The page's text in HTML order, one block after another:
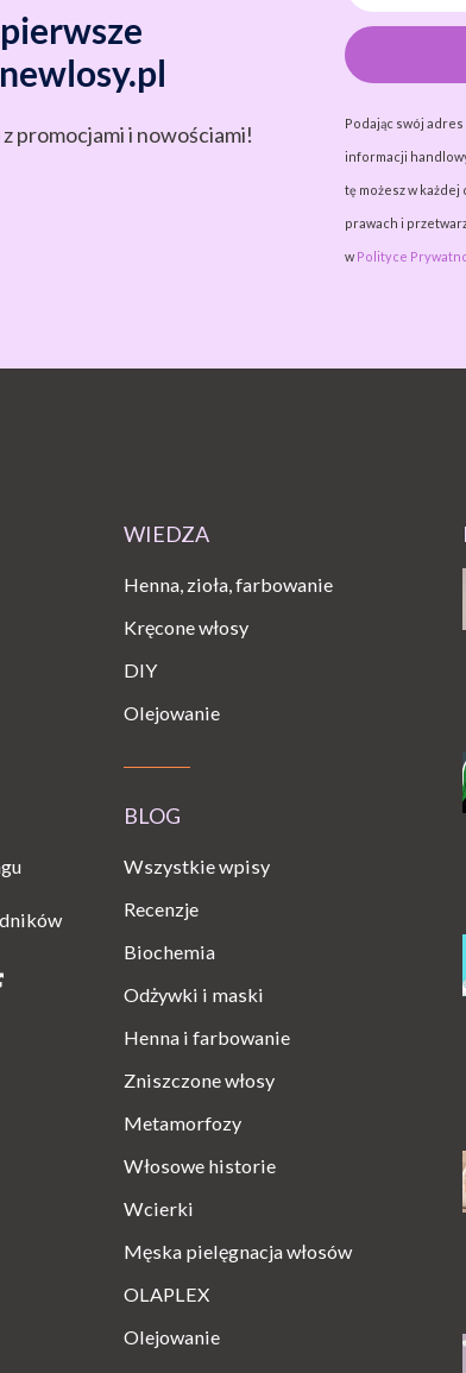
promocjami i nowościami! Podając swój
informacji
tę możesz w
prawach i
w Polityce
WIEDZA
Henna, zioła, farbowanie
Kręcone włosy
DIY
Olejowanie
BLOG
Wszystkie wpisy
Recenzje
Biochemia
Odżywki i maski
Henna i farbowanie
Zniszczone włosy
Metamorfozy
Włosowe historie
Wcierki
Męska pielęgnacja włosów
OLAPLEX
Olejowanie